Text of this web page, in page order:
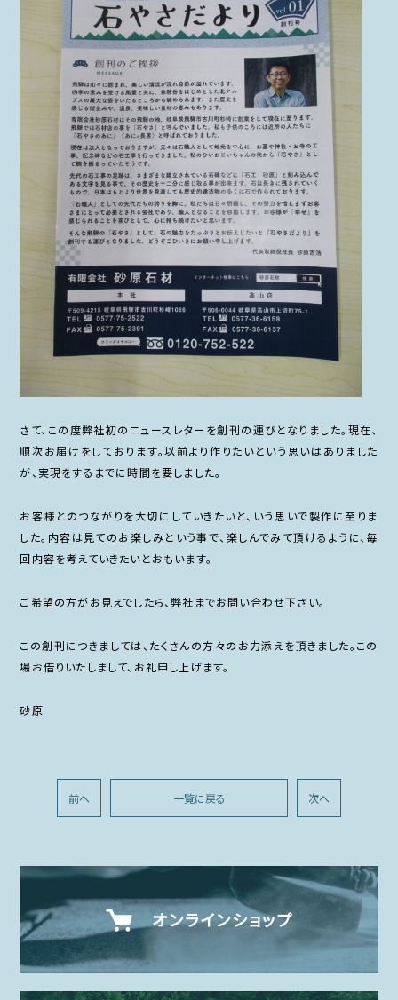
さて、この度弊社初のニュースレターを創刊の運びとなりました。現在、
順次お届けをしております。以前より作りたいという思いはありました
が、実現をするまでに時間を要しました。
お客様とのつながりを大切にしていきたいと、いう思いで製作に至りま
した。内容は見てのお楽しみという事で、楽しんでみて頂けるように、毎
回内容を考えていきたいとおもいます。
ご希望の方がお見えでしたら、弊社までお問い合わせ下さい。
この創刊につきましては、たくさんの方々のお力添えを頂きました。この
場お借りいたしまして、お礼申し上げます。
砂原
前へ 一覧に戻る 次へ
オンラインショップ